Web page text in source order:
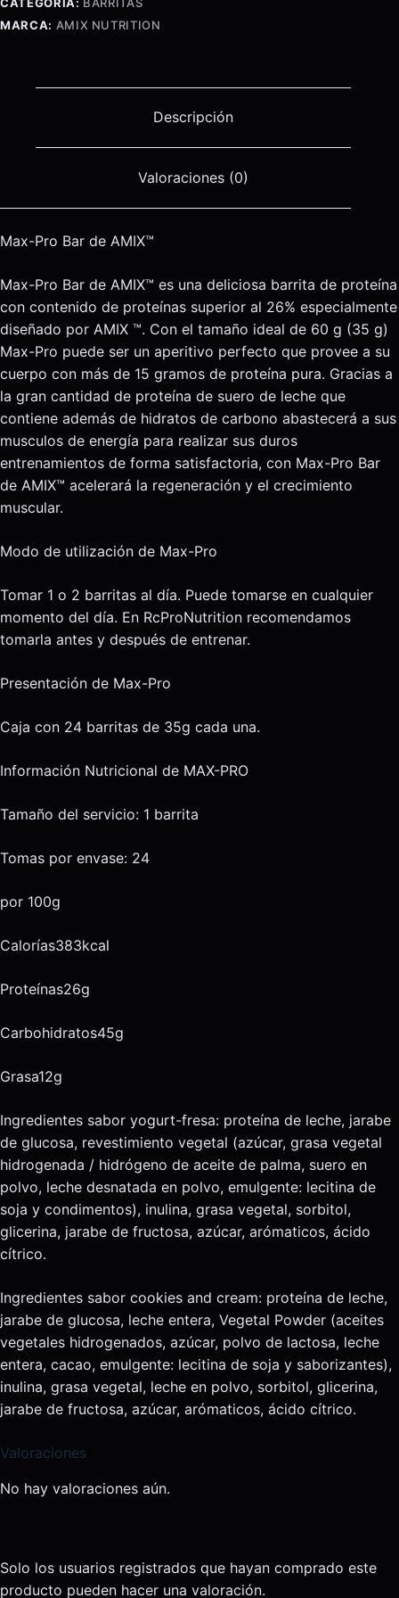
35
Grms
MARCA: AMIX NUTRITION
Descripción
Valoraciones (0)
Max-Pro Bar de AMIX™
Max-Pro Bar de AMIX™ es una deliciosa barrita de proteína
con contenido de proteínas superior al 26% especialmente
diseñado por AMIX ™. Con el tamaño ideal de 60 g (35 g)
Max-Pro puede ser un aperitivo perfecto que provee a su
cuerpo con más de 15 gramos de proteína pura. Gracias a
la gran cantidad de proteína de suero de leche que
contiene además de hidratos de carbono abastecerá a sus
musculos de energía para realizar sus duros
entrenamientos de forma satisfactoria, con Max-Pro Bar
de AMIX™ acelerará la regeneración y el crecimiento
muscular.
Modo de utilización de Max-Pro
Tomar 1 o 2 barritas al día. Puede tomarse en cualquier
momento del día. En RcProNutrition recomendamos
tomarla antes y después de entrenar.
Presentación de Max-Pro
Caja con 24 barritas de 35g cada una.
Información Nutricional de MAX-PRO
Tamaño del servicio: 1 barrita
Tomas por envase: 24
por 100g
Calorías383kcal
Proteínas26g
Carbohidratos45g
Grasa12g
Ingredientes sabor yogurt-fresa: proteína de leche, jarabe
de glucosa, revestimiento vegetal (azúcar, grasa vegetal
hidrogenada / hidrógeno de aceite de palma, suero en
polvo, leche desnatada en polvo, emulgente: lecitina de
soja y condimentos), inulina, grasa vegetal, sorbitol,
glicerina, jarabe de fructosa, azúcar, arómaticos, ácido
cítrico.
Ingredientes sabor cookies and cream: proteína de leche,
jarabe de glucosa, leche entera, Vegetal Powder (aceites
vegetales hidrogenados, azúcar, polvo de lactosa, leche
entera, cacao, emulgente: lecitina de soja y saborizantes),
inulina, grasa vegetal, leche en polvo, sorbitol, glicerina,
jarabe de fructosa, azúcar, arómaticos, ácido cítrico.
Valoraciones
No hay valoraciones aún.
Solo los usuarios registrados que hayan comprado este
producto pueden hacer una valoración.